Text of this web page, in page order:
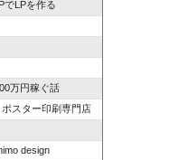
でLPを作る
万円稼ぐ話
スター印刷専門店
design